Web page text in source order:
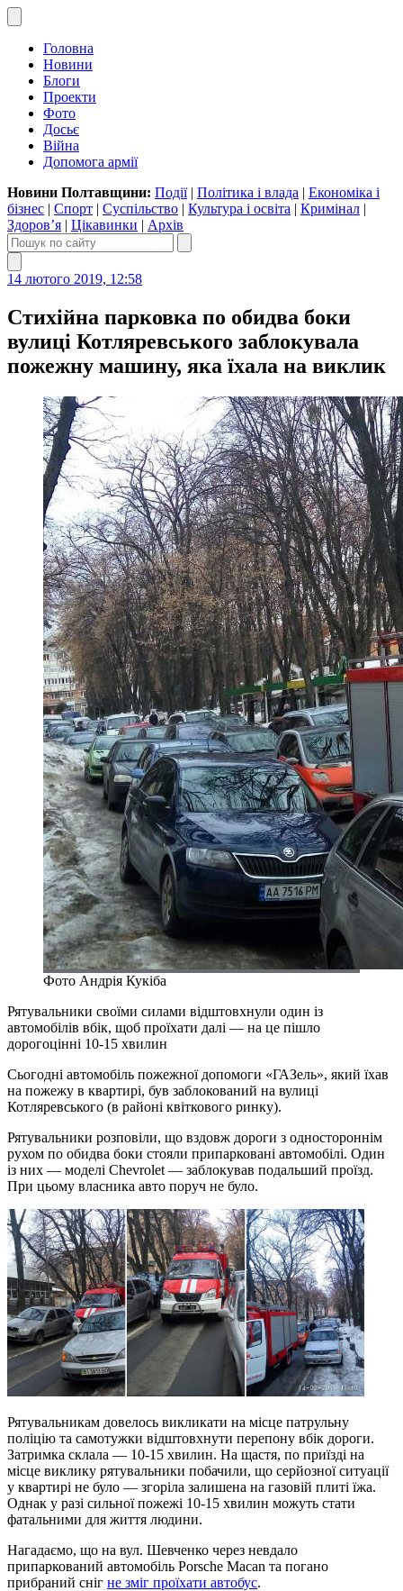
Головна
Новини
Блоги
Проекти
Фото
Досьє
Війна
Допомога армії
Новини Полтавщини: Події| Політика і влада | Економіка і
бізнес | Спорт | Суспільство | Культура і освіта | Кримінал |
Здоров’я | Цікавинки | Архів
14 лютого 2019, 12:58
Стихійна парковка по обидва боки
вулиці Котляревського заблокувала
пожежну машину, яка їхала на виклик
Фото Андрія Кукіба
Рятувальники своїми силами відштовхнули один із
автомобілів вбік, щоб проїхати далі — на це пішло
дорогоцінні 10-15 хвилин
Сьогодні автомобіль пожежної допомоги «ГАЗель», який їхав
на пожежу в квартирі, був заблокований на вулиці
Котляревського (в районі квіткового ринку).
Рятувальники розповіли, що вздовж дороги з одностороннім
рухом по обидва боки стояли припарковані автомобілі. Один
із них — моделі Chevrolet — заблокував подальший проїзд.
При цьому власника авто поруч не було.
Рятувальникам довелось викликати на місце патрульну
поліцію та самотужки відштовхнути перепону вбік дороги.
Затримка склала — 10-15 хвилин. На щастя, по приїзді на
місце виклику рятувальники побачили, що серйозної ситуації
у квартирі не було — згоріла залишена на газовій плиті їжа.
Однак у разі сильної пожежі 10-15 хвилин можуть стати
фатальними для життя людини.
Нагадаємо, що на вул. Шевченко через невдало
припаркований автомобіль Porsche Macan та погано
прибраний сніг не зміг проїхати автобус.